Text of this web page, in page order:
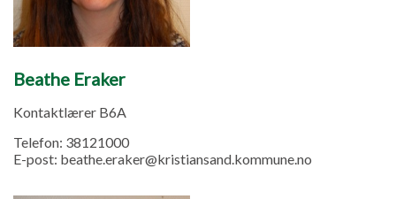
Beathe Eraker
Kontaktlærer B6A
Telefon: 38121000
E-post: beathe.eraker@kristiansand.kommune.no